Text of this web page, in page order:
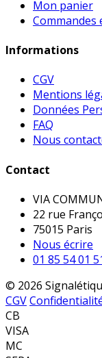
Mon panier
Informations
CGV
Mentions
Données
FAQ
Nous
Contact
VIA
22 rue
75015 Paris
Nous écrire
01 85 54 01
© 2026
CGV
CB
VISA
MC